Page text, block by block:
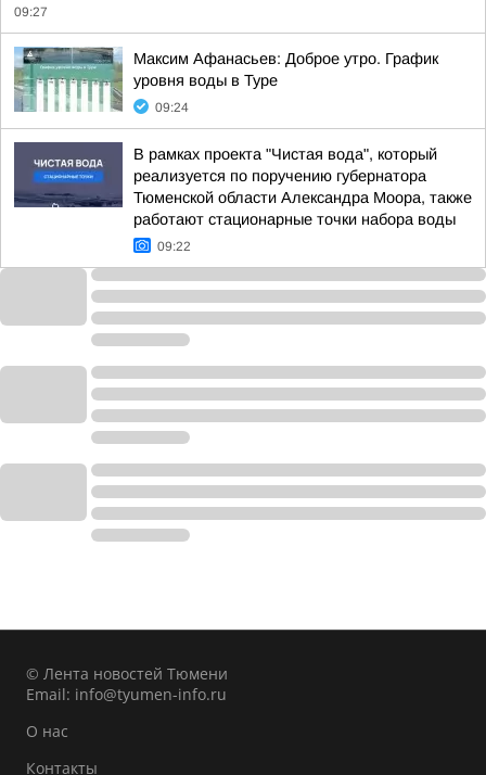
09:27
Максим Афанасьев: Доброе утро. График
уровня воды в Туре
09:24
В рамках проекта "Чистая вода", который
реализуется по поручению губернатора
Тюменской области Александра Моора, также
работают стационарные точки набора воды
09:22
© Лента новостей Тюмени
Email: info@tyumen-info.ru
О нас
Контакты